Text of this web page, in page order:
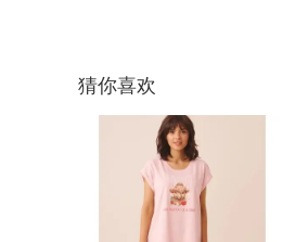
猜你喜欢